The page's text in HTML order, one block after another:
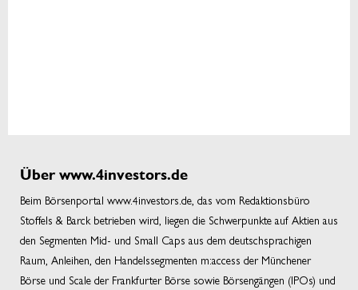
Über www.4investors.de
Beim Börsenportal www.4investors.de, das vom Redaktionsbüro
Stoffels & Barck betrieben wird, liegen die Schwerpunkte auf Aktien aus
den Segmenten Mid- und Small Caps aus dem deutschsprachigen
Raum, Anleihen, den Handelssegmenten m:access der Münchener
Börse und Scale der Frankfurter Börse sowie Börsengängen (IPOs) und